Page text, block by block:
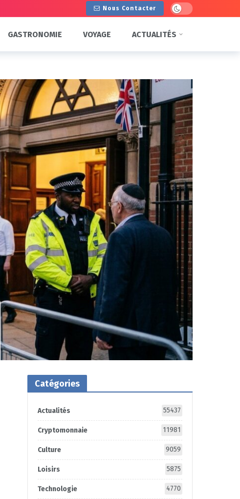
Nous Contacter Dark mode
GASTRONOMIE VOYAGE ACTUALITÉS
Catégories
Actualités 55437
Cryptomonnaie 11981
Culture 9059
Loisirs 5875
Technologie 4770